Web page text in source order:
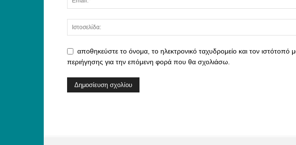
αποθηκεύστε το όνομα, το ηλεκτρονικό ταχυδρομείο και τον
περιήγησης για την επόμενη φορά που θα σχολιάσω.